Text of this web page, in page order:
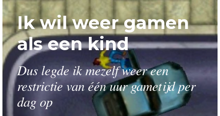
Ik wil weer gamen
als een kind
Dus legde ik mezelf weer een
restrictie van één uur gametijd per
dag op